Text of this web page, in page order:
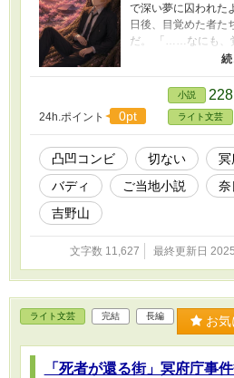
で深い夢に囚われた
日後、目覚めた者た
だ。 「……なにも、
庁・調査課の神崎イ
不可解な現象を調査
奥へと向かう。 そ
地図にも記されてい
れず、誰かを待ち続
春の風、桜の香り、
懐かしさ。 そして、
記憶”が、静かに目を
に取り残された小さ
24h.ポイント 0pt
小説
ライト文芸
凸凹コンビ 切ない
冥
バディ
ご当地小説 奈
吉野山
文字数 11,627 最終更新日
ライト文芸 完結 長編 お
「死者が還る街」冥府庁事